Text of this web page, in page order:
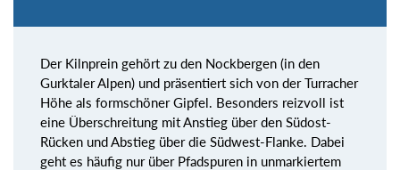
Der Kilnprein gehört zu den Nockbergen (in den
Gurktaler Alpen) und präsentiert sich von der Turracher
Höhe als formschöner Gipfel. Besonders reizvoll ist
eine Überschreitung mit Anstieg über den Südost-
Rücken und Abstieg über die Südwest-Flanke. Dabei
geht es häufig nur über Pfadspuren in unmarkiertem